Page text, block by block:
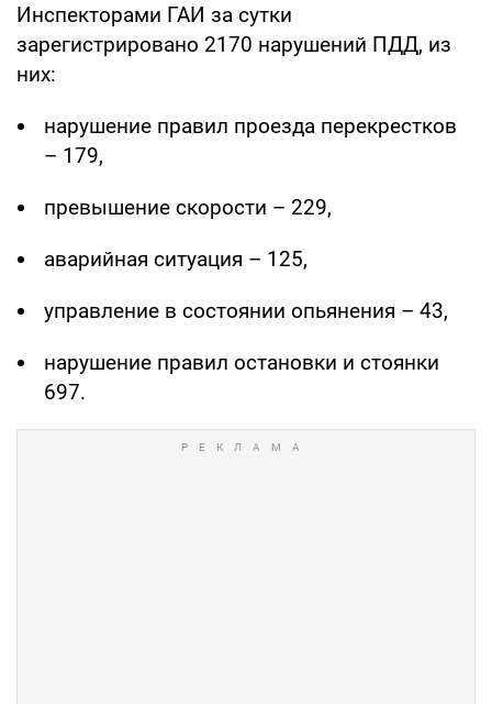
Инспекторами ГАИ за сутки
зарегистрировано 2170 нарушений ПДД, из
них:
нарушение правил проезда перекрестков
– 179,
превышение скорости – 229,
аварийная ситуация – 125,
управление в состоянии опьянения – 43,
нарушение правил остановки и стоянки
697.